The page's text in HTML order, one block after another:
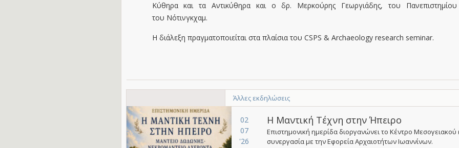
Κύθηρα και τα Αντικύθηρα και ο δρ. Μερκούρης Γεωργιάδης, του Πανεπιστημίου
του Νότινγκχαμ.
Η διάλεξη πραγματοποιείται στα πλαίσια του CSPS & Archaeology research seminar.
Άλλες εκδηλώσεις
02
07
'26
Η Μαντική Τέχνη στην Ήπειρο
Επιστημονική ημερίδα διοργανώνει το Κέντρο
συνεργασία με την Εφορεία Αρχαιοτήτων Ιωαννίνων.